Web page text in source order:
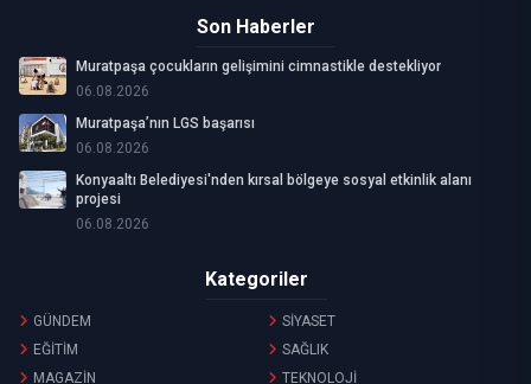
Son Haberler
Muratpaşa çocukların gelişimini cimnastikle destekliyor
06.08.2026
Muratpaşa’nın LGS başarısı
06.08.2026
Konyaaltı Belediyesi'nden kırsal bölgeye sosyal etkinlik alanı
projesi
06.08.2026
Kategoriler
GÜNDEM
SİYASET
EĞİTİM
SAĞLIK
MAGAZİN
TEKNOLOJİ